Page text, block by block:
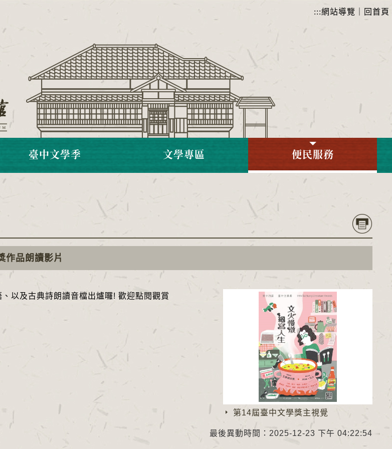
:::網站導覽 回首頁
臺中文學季 文學專區 便民服務
作品朗讀影片
第14屆臺中文學獎主視覺
以及古典詩朗讀音檔出爐囉! 歡迎點閱觀賞
最後異動時間：2025-12-23 下午 04:22:54